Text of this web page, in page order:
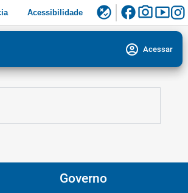
Acessibilidade flaky facebookphoto_camerasmart_display
account_circle Acessar
Governo